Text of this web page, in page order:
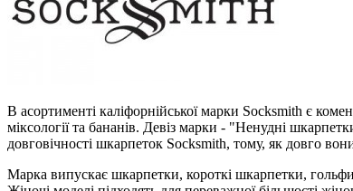
В асортименті каліфорнійської марки Socksmith є
міксології та бананів. Девіз марки - "Ненудні
довговічності шкарпеток Socksmith, тому, як довго
Марка випускає шкарпетки, короткі шкарпетки,